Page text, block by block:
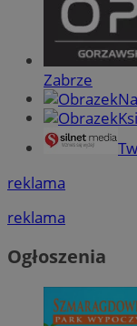
Zabrze
reklama
reklama
Ogłoszenia